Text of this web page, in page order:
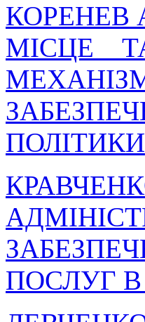
КОРЕНЕВ
МІСЦЕ
ПОЛІТИКИ
ПОСЛУГ В